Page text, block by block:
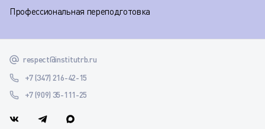
Профессиональная переподготовка
respect@institutrb.ru
+7 (347) 216-42-15
+7 (909) 35-111-25